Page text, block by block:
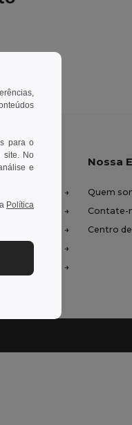
Nossa
Quem
Contate-
Centro
para o
site. No
e
Política